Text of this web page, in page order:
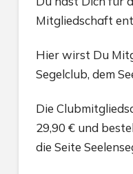
Mitgliedschaft
Hier wirst Du
Segelclub, dem
Die
29,90 € und
die Seite